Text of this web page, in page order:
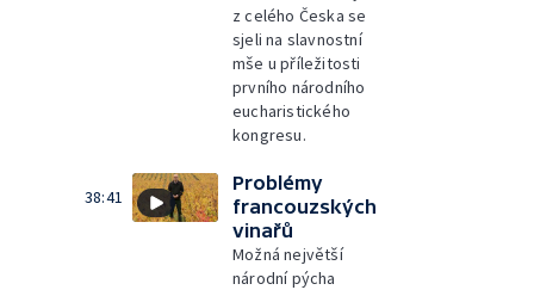
z celého Česka se
sjeli na slavnostní
mše u příležitosti
prvního národního
eucharistického
kongresu.
38:41
Problémy
francouzských
vinařů
Možná největší
národní pýcha